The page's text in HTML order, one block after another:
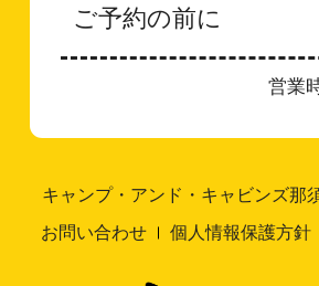
ご予約の前に
営業
キャンプ・アンド・キャビンズ那
お問い合わせ 個人情報保護方針